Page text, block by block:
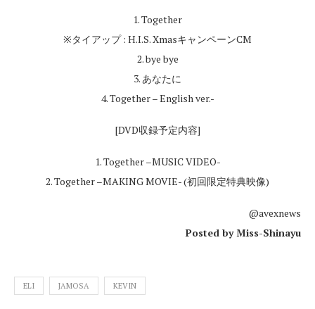
1. Together
※タイアップ : H.I.S. XmasキャンペーンCM
2. bye bye
3. あなたに
4. Together – English ver.-
[DVD収録予定内容]
1. Together –MUSIC VIDEO-
2. Together –MAKING MOVIE- (初回限定特典映像)
@avexnews
Posted by Miss-Shinayu
ELI JAMOSA KEVIN